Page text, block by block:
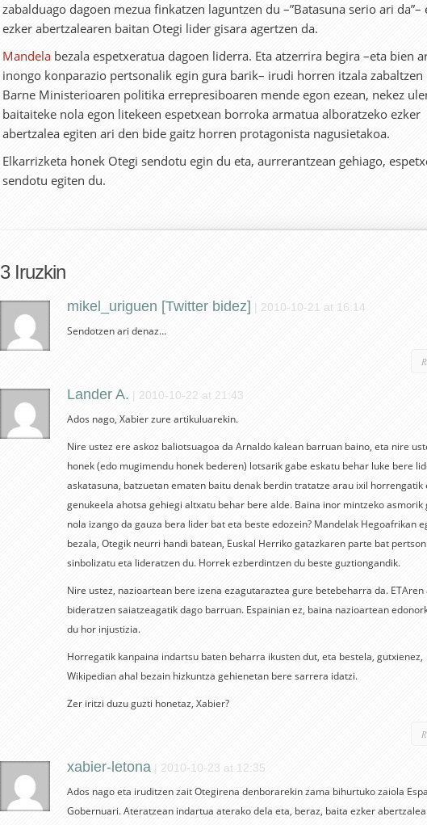
zabalduago dagoen mezua finkatzen laguntzen du –”Batasuna serio ari da”–
ezker abertzalearen baitan Otegi lider gisara agertzen da.
Mandela bezala espetxeratua dagoen liderra. Eta atzerrira begira –eta bien
inongo konparazio pertsonalik egin gura barik– irudi horren itzala zabaltzen
Barne Ministerioaren politika errepresiboaren mende egon ezean, nekez
baitaiteke nola egon litekeen espetxean borroka armatua alboratzeko ezker
abertzalea egiten ari den bide gaitz horren protagonista nagusietakoa.
Elkarrizketa honek Otegi sendotu egin du eta, aurrerantzean gehiago,
sendotu egiten du.
3 Iruzkin
mikel_uriguen [Twitter bidez] | 2010-10-21 at 16:14
Sendotzen ari denaz…
Lander A. 2010-10-22 at 21:43
Ados nago, Xabier zure artikuluarekin.
Nire ustez ere askoz baliotsuagoa da Arnaldo kalean barruan baino, eta nire
honek (edo mugimendu honek bederen) lotsarik gabe eskatu behar luke bere
askatasuna, batzuetan ematen baitu denak berdin tratatze arau ixil horrengatik
genukeela ahotsa gehiegi altxatu behar bere alde. Baina inor mintzeko asmorik
nola izango da gauza bera lider bat eta beste edozein? Mandelak Hegoafrikan
bezala, Otegik neurri handi batean, Euskal Herriko gatazkaren parte bat
sinbolizatu eta lideratzen du. Horrek ezberdintzen du beste guztiongandik.
Nire ustez, nazioartean bere izena ezagutaraztea gure betebeharra da. ETAren
bideratzen saiatzeagatik dago barruan. Espainian ez, baina nazioartean
du hor injustizia.
Horregatik kanpaina indartsu baten beharra ikusten dut, eta bestela, gutxienez,
Wikipedian ahal bezain hizkuntza gehienetan bere sarrera idatzi.
Zer iritzi duzu guzti honetaz, Xabier?
xabier-letona | 2010-10-23 at 12:35
Ados nago eta iruditzen zait Otegirena denborarekin zama bihurtuko zaiola
Gobernuari. Ateratzean indartua aterako dela eta, beraz, baita ezker